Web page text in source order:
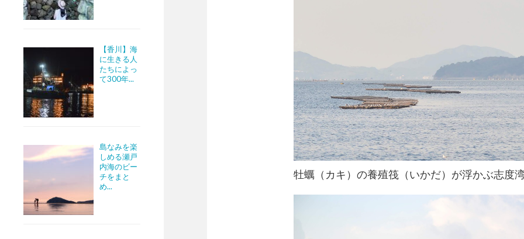
【香川】海
に生きる人
たちによっ
て300年...
島なみを楽
しめる瀬戸
内海のビー
チをまと
め...
牡蠣（カキ）の養殖筏（いかだ）が浮かぶ志度